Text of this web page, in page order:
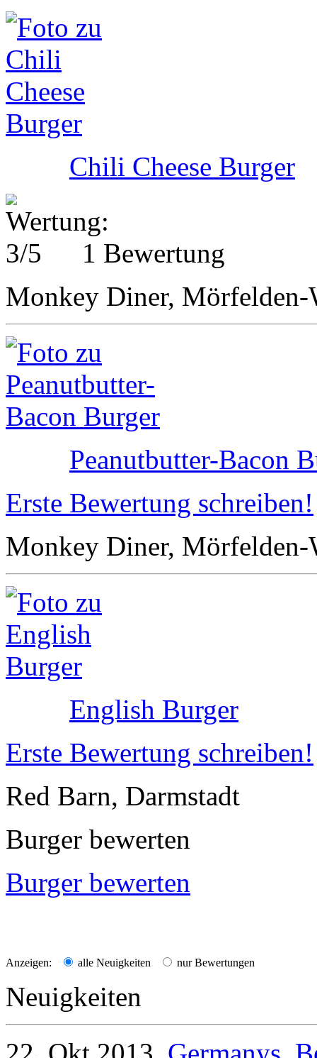
Chili Cheese Burger
1 Bewertung
Monkey Diner,
Peanutbutter-Bacon
Erste Bewertung schreiben!
Monkey Diner,
English Burger
Erste Bewertung schreiben!
Red Barn, Darmstadt
Burger bewerten
Burger bewerten
Anzeigen: alle Neuigkeiten nur Bewertungen
Neuigkeiten